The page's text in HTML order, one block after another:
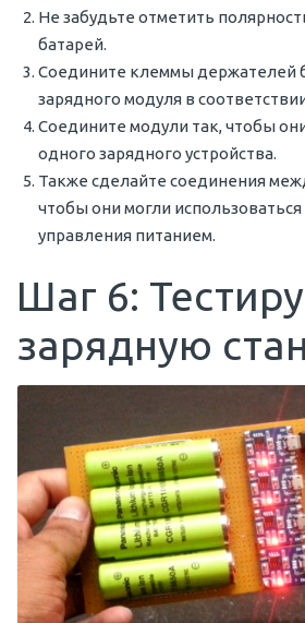
Не забудьте отметить
батарей.
Соедините клеммы держателей
зарядного модуля в
Соедините модули так, чтобы
одного зарядного устройства.
Также сделайте соединения
чтобы они могли
управления питанием.
Шаг 6:
зарядную